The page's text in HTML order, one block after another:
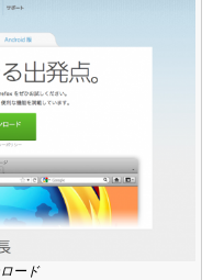
ード